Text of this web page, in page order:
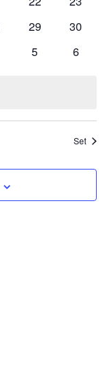
0
29
0
30
0
5
0
6
Set